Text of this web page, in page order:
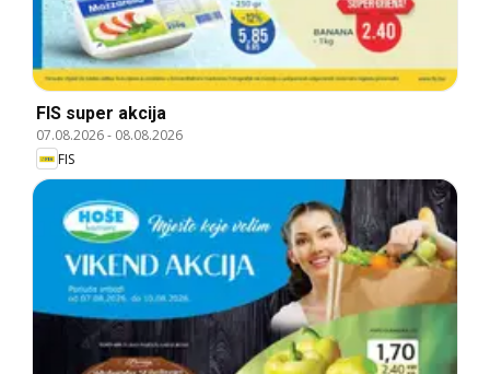
FIS super akcija
07.08.2026- 08.08.2026
FIS